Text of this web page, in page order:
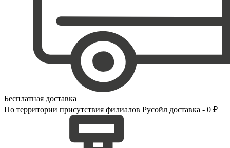
Бесплатная доставка
По территории присутствия филиалов Русойл доставка - 0 ₽